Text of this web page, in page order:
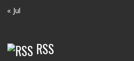
« Jul
RSS